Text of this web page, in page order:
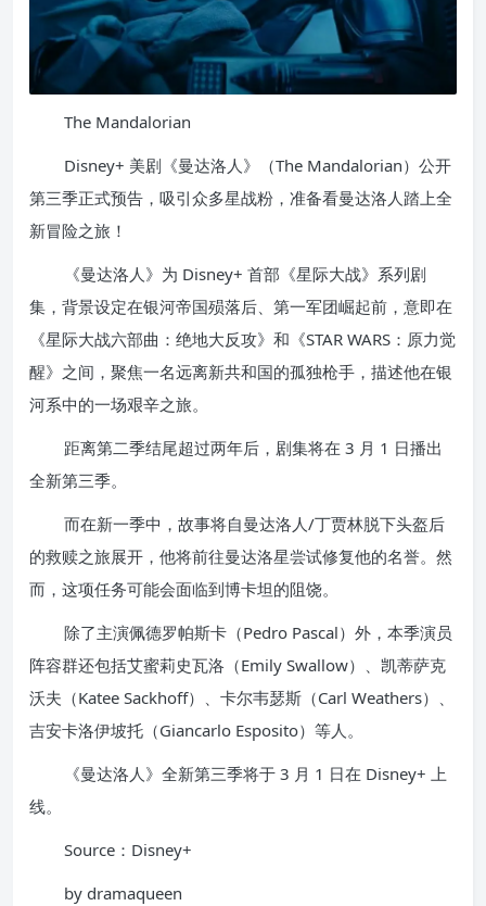
The Mandalorian
Disney+ 美剧《曼达洛人》（The Mandalorian）公开
第三季正式预告，吸引众多星战粉，准备看曼达洛人踏上全
新冒险之旅！
《曼达洛人》为 Disney+ 首部《星际大战》系列剧
集，背景设定在银河帝国殒落后、第一军团崛起前，意即在
《星际大战六部曲：绝地大反攻》和《STAR WARS：原力觉
醒》之间，聚焦一名远离新共和国的孤独枪手，描述他在银
河系中的一场艰辛之旅。
距离第二季结尾超过两年后，剧集将在 3 月 1 日播出
全新第三季。
而在新一季中，故事将自曼达洛人/丁贾林脱下头盔后
的救赎之旅展开，他将前往曼达洛星尝试修复他的名誉。然
而，这项任务可能会面临到博卡坦的阻饶。
除了主演佩德罗帕斯卡（Pedro Pascal）外，本季演员
阵容群还包括艾蜜莉史瓦洛（Emily Swallow）、凯蒂萨克
沃夫（Katee Sackhoff）、卡尔韦瑟斯（Carl Weathers）、
吉安卡洛伊坡托（Giancarlo Esposito）等人。
《曼达洛人》全新第三季将于 3 月 1 日在 Disney+ 上
线。
Source：Disney+
by dramaqueen